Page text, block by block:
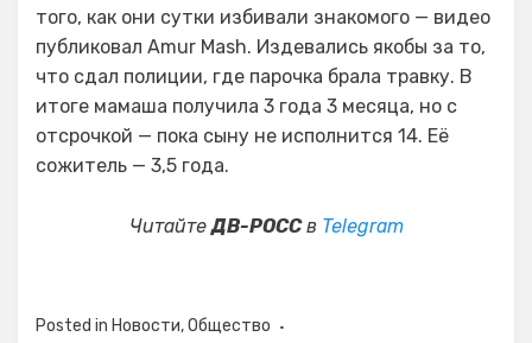
того, как они сутки избивали знакомого — видео
публиковал Amur Mash. Издевались якобы за то,
что сдал полиции, где парочка брала травку. В
итоге мамаша получила 3 года 3 месяца, но с
отсрочкой — пока сыну не исполнится 14. Её
сожитель — 3,5 года.
ЧитайтеДВ-РОССв Telegram
Posted in Новости,Общество